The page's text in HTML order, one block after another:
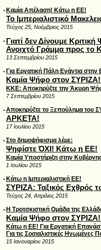
· Καμία Απέλαση! Κάτω η ΕΕ!
Το Ιμπεριαλιστικό
Τεύχος 25, Νοέμβριος 2015
· Γιατί δεν Δίνουμε
Ανοιχτό Γράμμα προς το
13 Σεπτεμβρίου 2015
· Για Εργατική Πάλη Ενάντια
Καμία Ψήφο στον
ΚΚΕ: Αποκηρύξτε την Άκυρη
7 Σεπτεμβρίου 2015
·Αποκηρύξτε το Ξεπούλημα του
ΑΡΚΕΤΑ!
17 Ιουλίου 2015
·Στο δημοψήφισμα λέμε:
Ψηφίστε ΌΧΙ! Κάτω η ΕΕ!
Καμία Υποστήριξη στην
1 Ιουλίου 2015
· Κάτω η Ιμπεριαλιστική ΕΕ!
ΣΥΡΙΖΑ: Ταξικός Εχθρός
Τεύχος 24, Απρίλιος 2015
· Η Τροτσκιστική Ομάδα της
Καμία Ψήφο στον
Κάτω η ΕΕ! Για Εργατική
Για τις Σοσιαλιστικές Ηνωμένες
15 Ιανουαρίου 2015